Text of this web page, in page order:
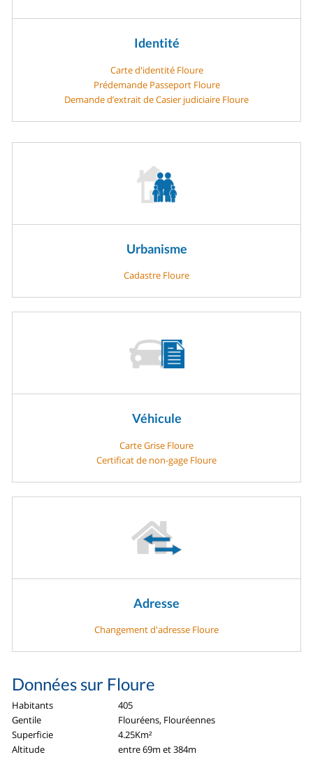
Identité
Carte d'identité Floure
Prédemande Passeport Floure
Demande d’extrait de Casier judiciaire Floure
Urbanisme
Cadastre Floure
Véhicule
Carte Grise Floure
Certificat de non-gage Floure
Adresse
Changement d'adresse Floure
Données sur Floure
Habitants
405
Gentile
Flouréens, Flouréennes
Superficie
4.25Km²
Altitude
entre 69m et 384m